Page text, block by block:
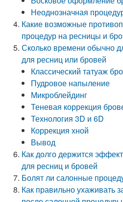
Неоднозначная
Какие возможные
процедур на ресницы и
Сколько времени обычно
для ресниц или бровей
Классический татуаж
Пудровое напыление
Микроблейдинг
Теневая коррекция
Технология 3D и 6D
Коррекция хной
Вывод
Как долго держится
для ресниц и бровей
Болят ли салонные
Как правильно ухаживать